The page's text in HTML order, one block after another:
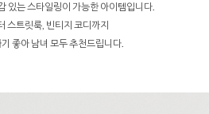
있는 스타일링이 가능한 아이템입니다.
스트릿룩, 빈티지 코디까지
좋아 남녀 모두 추천드립니다.